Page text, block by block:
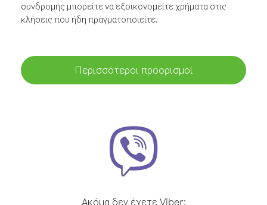
συνδρομής μπορείτε να εξοικονομείτε χρήματα στις
κλήσεις που ήδη πραγματοποιείτε.
Περισσότεροι προορισμοί
Ακόμα δεν έχετε Viber;